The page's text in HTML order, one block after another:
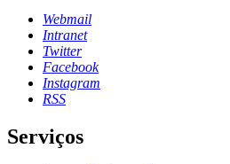
Webmail
Intranet
Twitter
Facebook
Instagram
RSS
Serviços